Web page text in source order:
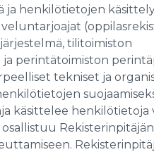
ja henkilötietojen
tilitoimiston
perintätoimiston
tekniset ja
käsittelee henkilötietoja
Rekisterinpitäjän